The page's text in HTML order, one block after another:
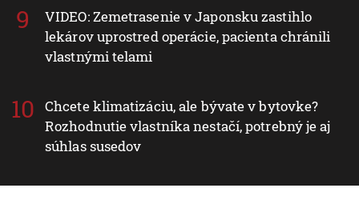
VIDEO: Zemetrasenie v Japonsku zastihlo
lekárov uprostred operácie, pacienta chránili
vlastnými telami
Chcete klimatizáciu, ale bývate v bytovke?
Rozhodnutie vlastníka nestačí, potrebný je aj
súhlas susedov